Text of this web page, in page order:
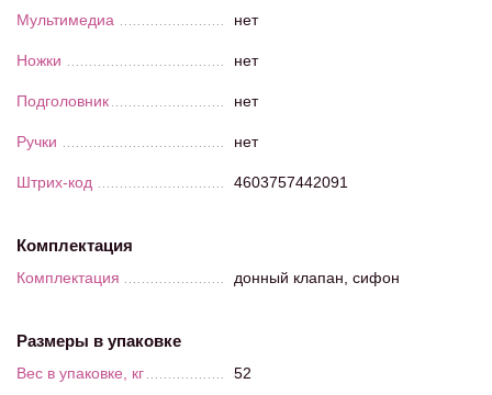
Мультимедиа нет
Ножки нет
Подголовник нет
Ручки нет
Штрих-код 4603757442091
Комплектация
Комплектация донный клапан, сифон
Размеры в упаковке
Вес в упаковке, кг 52